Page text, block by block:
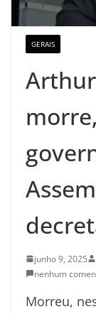
GERAIS
junho 9, 2025
nenhum
Morreu,